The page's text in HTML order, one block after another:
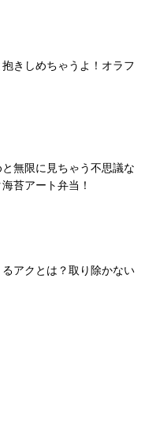
きしめちゃうよ！オラフ
無限に見ちゃう不思議な
苔アート弁当！
アクとは？取り除かない